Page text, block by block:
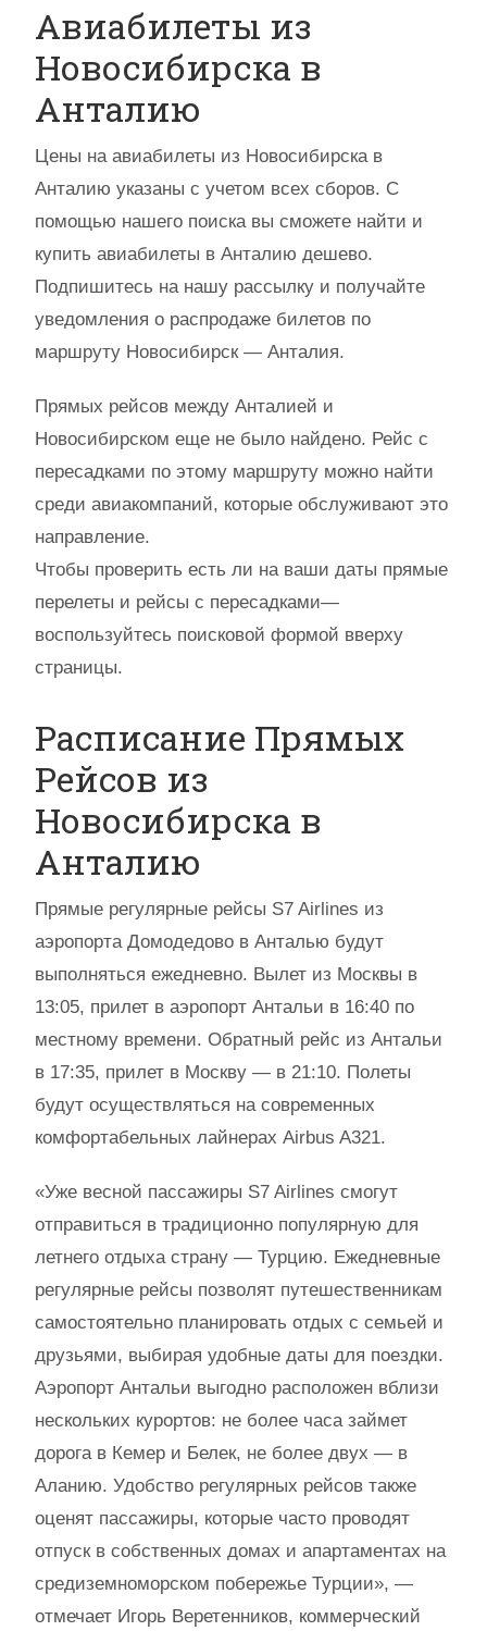
Авиабилеты из
Новосибирска в
Анталию
Цены на авиабилеты из Новосибирска в
Анталию указаны с учетом всех сборов. С
помощью нашего поиска вы сможете найти и
купить авиабилеты в Анталию дешево.
Подпишитесь на нашу рассылку и получайте
уведомления о распродаже билетов по
маршруту Новосибирск — Анталия.
Прямых рейсов между Анталией и
Новосибирском еще не было найдено. Рейс с
пересадками по этому маршруту можно найти
среди авиакомпаний, которые обслуживают это
направление.
Чтобы проверить есть ли на ваши даты прямые
перелеты и рейсы с пересадками—
воспользуйтесь поисковой формой вверху
страницы.
Расписание Прямых
Рейсов из
Новосибирска в
Анталию
Прямые регулярные рейсы S7 Airlines из
аэропорта Домодедово в Анталью будут
выполняться ежедневно. Вылет из Москвы в
13:05, прилет в аэропорт Антальи в 16:40 по
местному времени. Обратный рейс из Антальи
в 17:35, прилет в Москву — в 21:10. Полеты
будут осуществляться на современных
комфортабельных лайнерах Airbus A321.
«Уже весной пассажиры S7 Airlines смогут
отправиться в традиционно популярную для
летнего отдыха страну — Турцию. Ежедневные
регулярные рейсы позволят путешественникам
самостоятельно планировать отдых с семьей и
друзьями, выбирая удобные даты для поездки.
Аэропорт Антальи выгодно расположен вблизи
нескольких курортов: не более часа займет
дорога в Кемер и Белек, не более двух — в
Аланию. Удобство регулярных рейсов также
оценят пассажиры, которые часто проводят
отпуск в собственных домах и апартаментах на
средиземноморском побережье Турции», —
отмечает Игорь Веретенников, коммерческий